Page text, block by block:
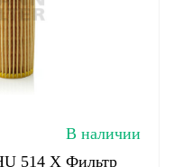
В наличии
514 X Фильтр